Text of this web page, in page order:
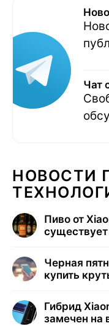
Чат
НОВОСТИ
Пиво от
Черная
купить
Гибрид
замечен на